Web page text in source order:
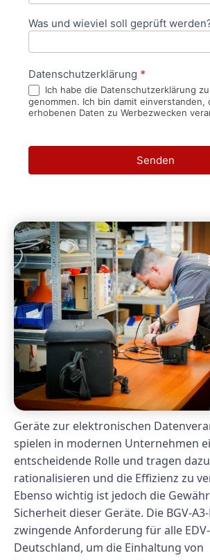
Was und wieviel soll geprüft
Datenschutzerklärung *
Ich habe die Datenschutzerklärung
genommen. Ich bin damit einverstanden,
erhobenen Daten zu Werbezwecken
Senden
Geräte zur elektronischen
spielen in modernen Unternehmen
entscheidende Rolle und tragen
rationalisieren und die Effizienz zu
Ebenso wichtig ist jedoch die
Sicherheit dieser Geräte. Die BGV-
zwingende Anforderung für alle
Deutschland, um die Einhaltung von